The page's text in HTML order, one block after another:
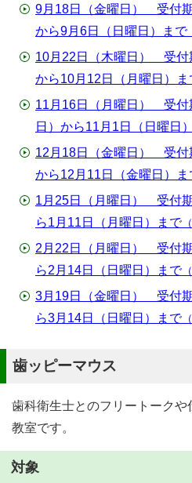
9月18日（金曜日） 受付期
から9月6日（日曜日）まで
10月22日（木曜日） 受付
から10月12日（月曜日）ま
11月16日（月曜日） 受付
日）から11月1日（日曜日
12月18日（金曜日） 受付
から12月11日（金曜日）ま
1月25日（月曜日） 受付
ら1月11日（月曜日）まで
2月22日（月曜日） 受付
ら2月14日（日曜日）まで
3月19日（金曜日） 受付
ら3月14日（日曜日）まで
歯ッピーマウス
歯科衛生士とのフリートーク
教室です。
対象